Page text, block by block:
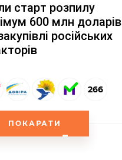
старт розпилу
600 млн доларів
російських
266
ПОКАРАТИ